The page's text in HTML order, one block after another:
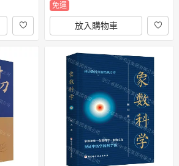
免運
放入購物車